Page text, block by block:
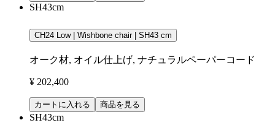
SH43cm
CH24 Low | Wishbone chair | SH43 cm
オーク材, オイル仕上げ, ナチュラルペーパーコード
¥ 202,400
カートに入れる 商品を見る
SH43cm